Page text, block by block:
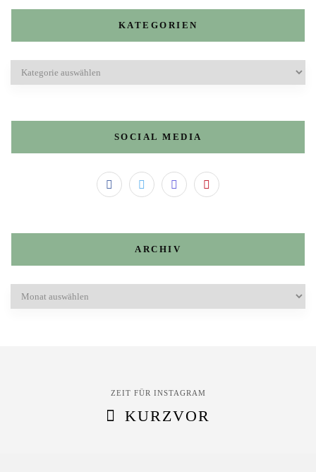
KATEGORIEN
SOCIAL MEDIA
ARCHIV
ZEIT FÜR INSTAGRAM
KURZVOR